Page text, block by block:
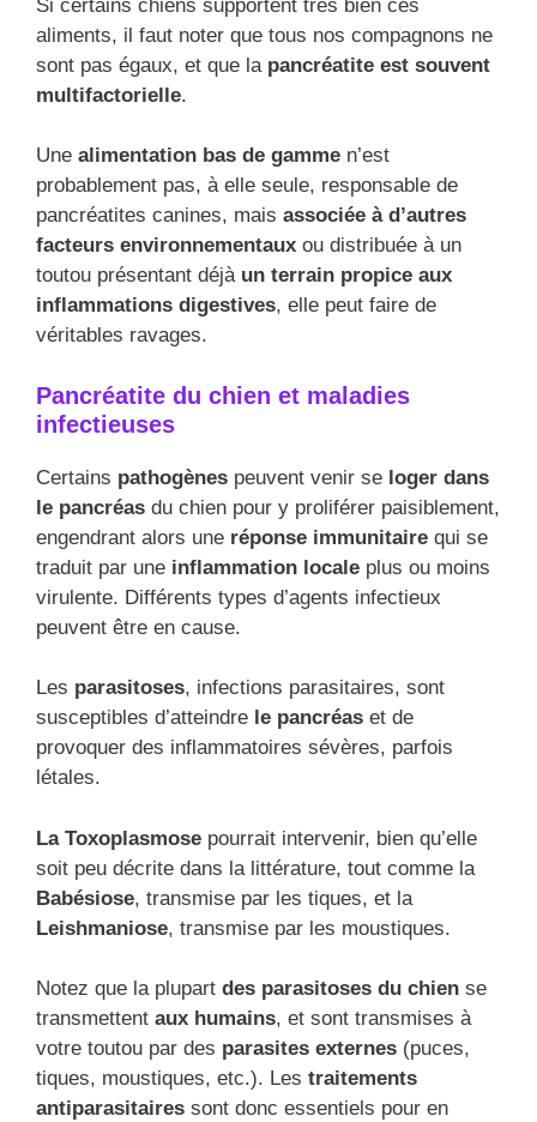
Si certains chiens supportent très bien ces
aliments, il faut noter que tous nos compagnons ne
sont pas égaux, et que la pancréatite est souvent
multifactorielle.
Une alimentation bas de gamme n’est
probablement pas, à elle seule, responsable de
pancréatites canines, mais associée à d’autres
facteurs environnementaux ou distribuée à un
toutou présentant déjà un terrain propice aux
inflammations digestives, elle peut faire de
véritables ravages.
Pancréatite du chien et maladies
infectieuses
Certains pathogènes peuvent venir se loger dans
le pancréas du chien pour y proliférer paisiblement,
engendrant alors une réponse immunitaire qui se
traduit par une inflammation locale plus ou moins
virulente. Différents types d’agents infectieux
peuvent être en cause.
Les parasitoses, infections parasitaires, sont
susceptibles d’atteindre le pancréas et de
provoquer des inflammatoires sévères, parfois
létales.
La Toxoplasmose pourrait intervenir, bien qu’elle
soit peu décrite dans la littérature, tout comme la
Babésiose, transmise par les tiques, et la
Leishmaniose, transmise par les moustiques.
Notez que la plupart des parasitoses du chien se
transmettent aux humains, et sont transmises à
votre toutou par des parasites externes (puces,
tiques, moustiques, etc.). Les traitements
antiparasitaires sont donc essentiels pour en